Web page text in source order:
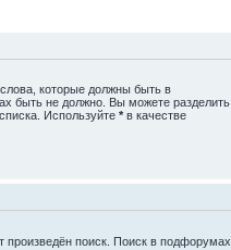
слова, которые должны быть в
быть не должно. Вы можете разделить
Используйте * в качестве
поиск. Поиск в подфорумах